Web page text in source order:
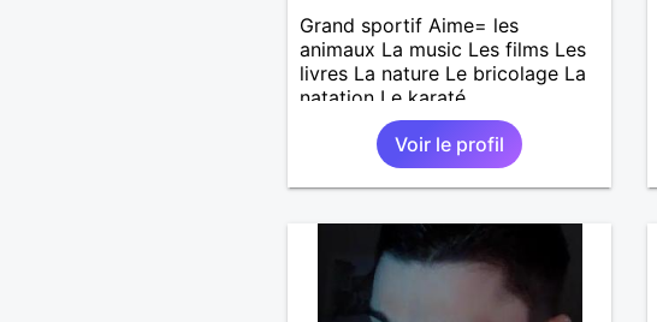
Grand sportif Aime= les
animaux La music Les films Les
livres La nature Le bricolage La
natation Le karaté
Voir le profil